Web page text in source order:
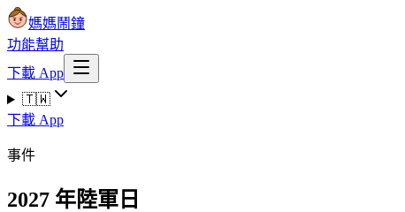
媽媽鬧鐘
功能幫助
下載 App
🇹🇼
下載 App
事件
2027 年陸軍日